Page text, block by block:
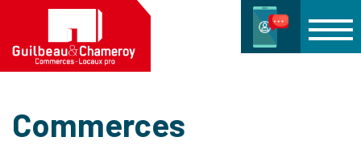
Commerces